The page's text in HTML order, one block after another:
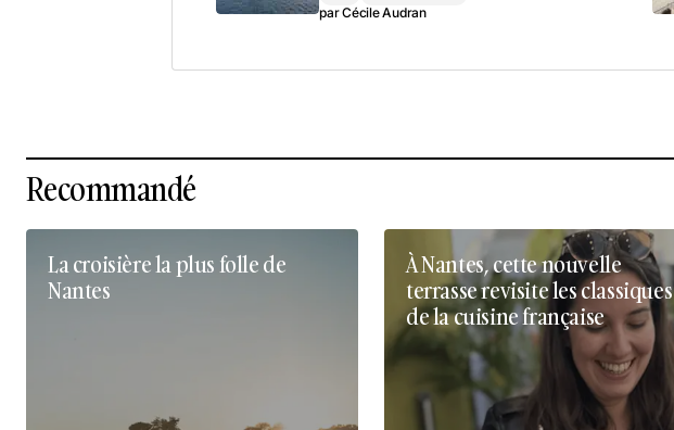
parCécile Audran
Recommandé
La croisière la plus folle de
Nantes
À Nantes, cette nouvelle
terrasse revisite les classiques
de la cuisine française